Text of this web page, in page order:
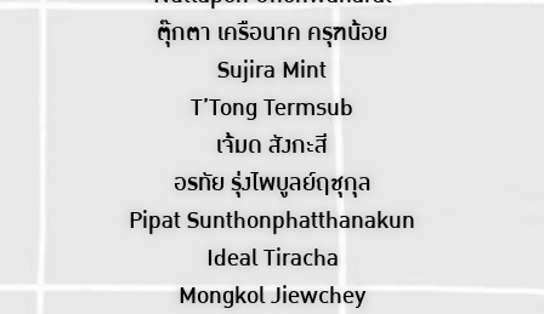
ตุ๊กตา เครือนาค ครุฑน้อย
Sujira Mint
T’Tong Termsub
เจ้มด สังกะสี
อรทัย รุ่งไพบูลย์ฤชุกุล
Pipat Sunthonphatthanakun
Ideal Tiracha
Mongkol Jiewchey